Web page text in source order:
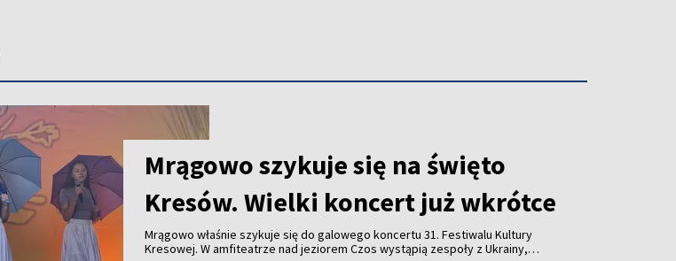
Mrągowo szykuje się na święto
Kresów. Wielki koncert już wkrótce
Mrągowo właśnie szykuje się do galowego koncertu 31. Festiwalu Kultury
Kresowej. W amfiteatrze nad jeziorem Czos wystąpią zespoły z Ukrainy,